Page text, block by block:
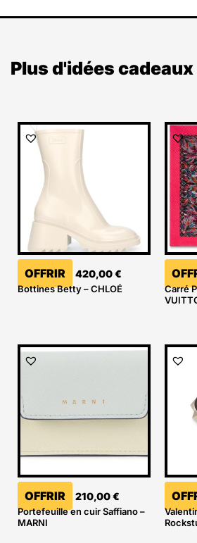
Plus d'idées cadeaux
OFFRIR 420,00€
Bottines Betty – CHLOÉ
Carré
OFFRIR 210,00€
Portefeuille en cuir Saffiano –
MARNI